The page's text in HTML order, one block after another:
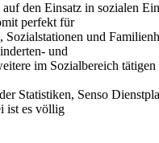
den Einsatz in sozialen
perfekt für
Sozialstationen und
und
im Sozialbereich
Statistiken, Senso
ist es völlig